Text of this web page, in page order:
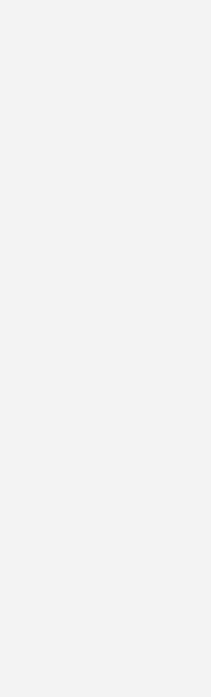
auch für kleine Pelletlager in
(
unter anderem den Einfluss der
verwendeten Holzarten und die
Emissionen von
flüchtigen organischen
belegen, dass die Herstellung
an Kohlenmonoxid und
vermögen diese Gase in einem
die verwendeten Holzspäne. Diese
die beim Pressvorgang
hervorgerufen.
Extraktstoffe des Holzes und
die Emissionen eine
Projektleiter Prof. Dr.-Ing. habil.
Universität Göttingen. Wie viel
entsteht, ist je nach Holzart
Hölzer wie Kiefer emittieren
Hölzer wie Fichte“, so
Ausgasungen